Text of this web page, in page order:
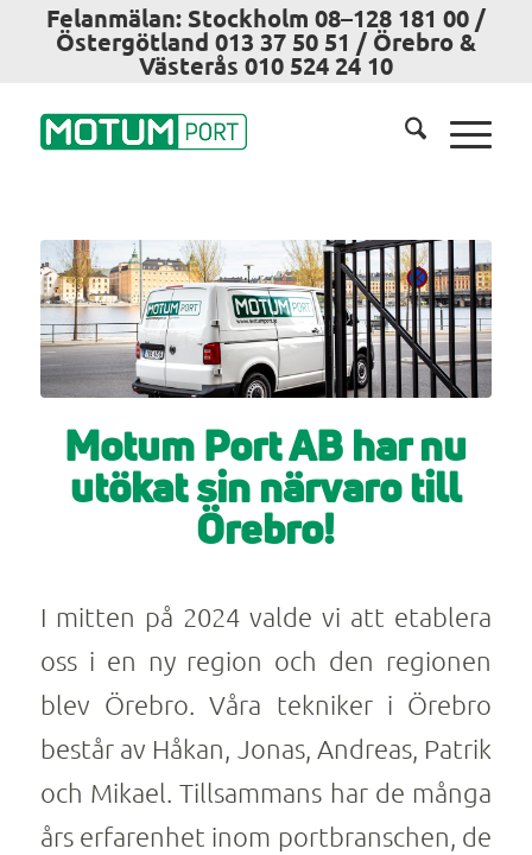
Felanmälan: Stockholm 08–128 181 00 /
Östergötland 013 37 50 51 / Örebro &
Västerås 010 524 24 10
Motum Port AB har nu
utökat sin närvaro till
Örebro!
I mitten på 2024 valde vi att etablera
oss i en ny region och den regionen
blev Örebro. Våra tekniker i Örebro
består av Håkan, Jonas, Andreas, Patrik
och Mikael. Tillsammans har de många
års erfarenhet inom portbranschen, de